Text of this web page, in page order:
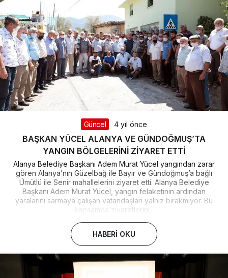
Güncel 4 yıl önce
BAŞKAN YÜCEL ALANYA VE GÜNDOĞMUŞ’TA
YANGIN BÖLGELERİNİ ZİYARET ETTİ
Alanya Belediye Başkanı Adem Murat Yücel yangından zarar
gören Alanya’nın Güzelbağ ile Bayır ve Gündoğmuş’a bağlı
Ümütlü ile Senir mahallelerini ziyaret etti. Alanya Belediye
Başkanı Adem Murat Yücel, yangın felaketinin ardından
yaralarını sarmaya çalışan vatandaşları yalnız bırakmıyor. Bu
kapsamda ziyaretlerini...
HABERI OKU